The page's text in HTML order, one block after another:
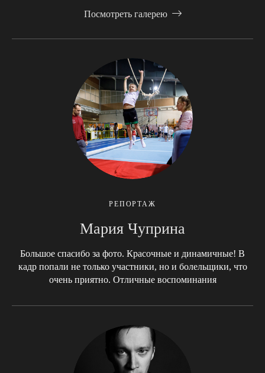
Посмотреть галерею
РЕПОРТАЖ
Мария Чуприна
Большое спасибо за фото. Красочные и динамичные! В
кадр попали не только участники, но и болельщики, что
очень приятно. Отличные воспоминания